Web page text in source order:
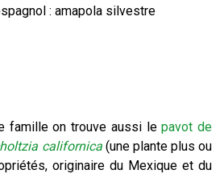
: amapola silvestre
famille on trouve aussi lepavot de
californica (une plante plus ou
originaire du Mexique et du